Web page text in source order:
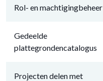
Rol- en machtigingbeheer
Gedeelde
plattegrondencatalogus
Projecten delen met